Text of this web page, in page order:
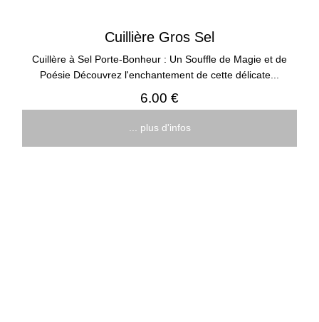
Cuillière Gros Sel
Cuillère à Sel Porte-Bonheur : Un Souffle de Magie et de
Poésie Découvrez l'enchantement de cette délicate...
6.00 €
... plus d'infos